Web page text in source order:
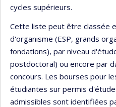
cycles supérieurs.
Cette liste peut être classée
d'organisme (ESP, grands
fondations), par niveau
postdoctoral) ou encore par
concours. Les bourses pour
étudiantes sur permis
admissibles sont identifiées